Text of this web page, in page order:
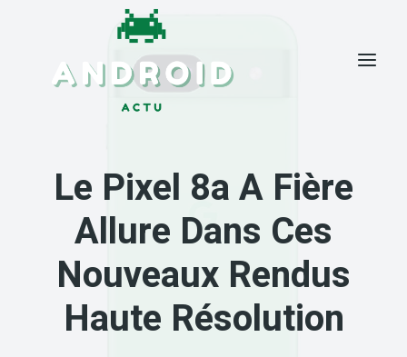
Le Pixel 8a A Fière
Allure Dans Ces
Nouveaux Rendus
Haute Résolution